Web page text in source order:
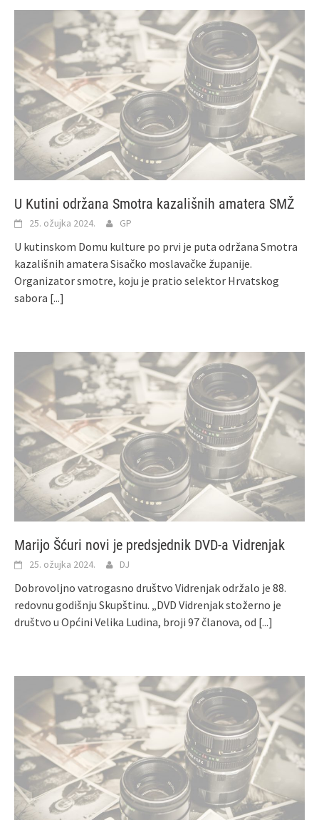
U Kutini održana Smotra kazališnih amatera SMŽ
25. ožujka 2024. GP
U kutinskom Domu kulture po prvi je puta održana Smotra
kazališnih amatera Sisačko moslavačke županije.
Organizator smotre, koju je pratio selektor Hrvatskog
sabora [...]
Marijo Šćuri novi je predsjednik DVD-a Vidrenjak
25. ožujka 2024. DJ
Dobrovoljno vatrogasno društvo Vidrenjak održalo je 88.
redovnu godišnju Skupštinu. „DVD Vidrenjak stožerno je
društvo u Općini Velika Ludina, broji 97 članova, od [...]